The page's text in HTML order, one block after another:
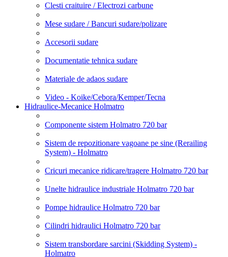
Clesti craituire / Electrozi carbune
Mese sudare / Bancuri sudare/polizare
Accesorii sudare
Documentatie tehnica sudare
Materiale de adaos sudare
Video - Koike/Cebora/Kemper/Tecna
Hidraulice-Mecanice Holmatro
Componente sistem Holmatro 720 bar
Sistem de repozitionare vagoane pe sine (Rerailing
System) - Holmatro
Cricuri mecanice ridicare/tragere Holmatro 720 bar
Unelte hidraulice industriale Holmatro 720 bar
Pompe hidraulice Holmatro 720 bar
Cilindri hidraulici Holmatro 720 bar
Sistem transbordare sarcini (Skidding System) -
Holmatro